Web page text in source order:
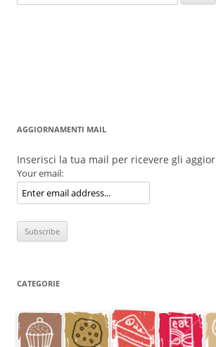
per:
AGGIORNAMENTI MAIL
Inserisci la tua mail per ricevere gli
Your email:
CATEGORIE